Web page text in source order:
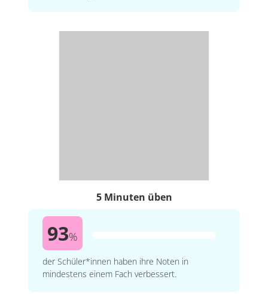
5 Minuten üben
93%
der Schüler*innen haben ihre Noten in
mindestens einem Fach verbessert.